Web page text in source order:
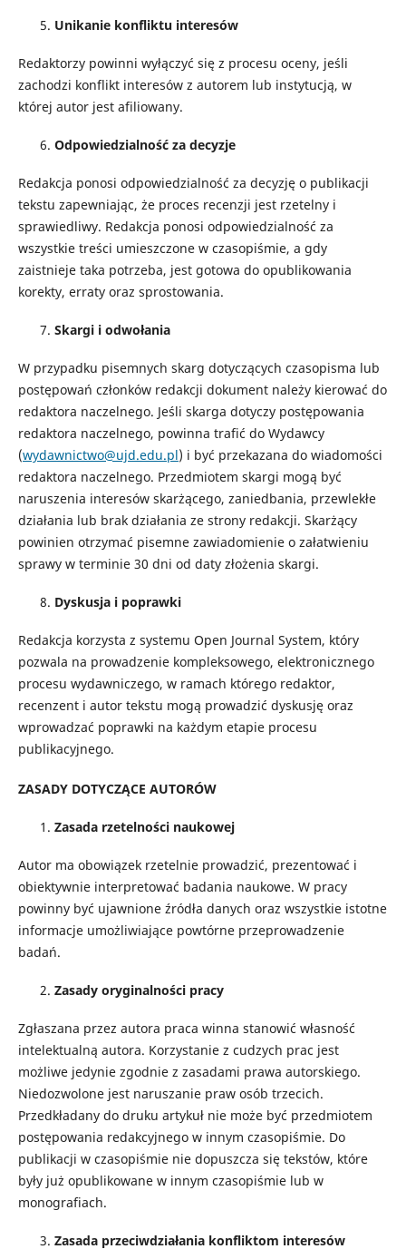
Unikanie konfliktu interesów
Redaktorzy powinni wyłączyć się z procesu oceny, jeśli
zachodzi konflikt interesów z autorem lub instytucją, w
której autor jest afiliowany.
Odpowiedzialność za decyzje
Redakcja ponosi odpowiedzialność za decyzję o publikacji
tekstu zapewniając, że proces recenzji jest rzetelny i
sprawiedliwy. Redakcja ponosi odpowiedzialność za
wszystkie treści umieszczone w czasopiśmie, a gdy
zaistnieje taka potrzeba, jest gotowa do opublikowania
korekty, erraty oraz sprostowania.
Skargi i odwołania
W przypadku pisemnych skarg dotyczących czasopisma lub
postępowań członków redakcji dokument należy kierować do
redaktora naczelnego. Jeśli skarga dotyczy postępowania
redaktora naczelnego, powinna trafić do Wydawcy
(wydawnictwo@ujd.edu.pl) i być przekazana do wiadomości
redaktora naczelnego. Przedmiotem skargi mogą być
naruszenia interesów skarżącego, zaniedbania, przewlekłe
działania lub brak działania ze strony redakcji. Skarżący
powinien otrzymać pisemne zawiadomienie o załatwieniu
sprawy w terminie 30 dni od daty złożenia skargi.
Dyskusja i poprawki
Redakcja korzysta z systemu Open Journal System, który
pozwala na prowadzenie kompleksowego, elektronicznego
procesu wydawniczego, w ramach którego redaktor,
recenzent i autor tekstu mogą prowadzić dyskusję oraz
wprowadzać poprawki na każdym etapie procesu
publikacyjnego.
ZASADY DOTYCZĄCE AUTORÓW
Zasada rzetelności naukowej
Autor ma obowiązek rzetelnie prowadzić, prezentować i
obiektywnie interpretować badania naukowe. W pracy
powinny być ujawnione źródła danych oraz wszystkie istotne
informacje umożliwiające powtórne przeprowadzenie
badań.
Zasady oryginalności pracy
Zgłaszana przez autora praca winna stanowić własność
intelektualną autora. Korzystanie z cudzych prac jest
możliwe jedynie zgodnie z zasadami prawa autorskiego.
Niedozwolone jest naruszanie praw osób trzecich.
Przedkładany do druku artykuł nie może być przedmiotem
postępowania redakcyjnego w innym czasopiśmie. Do
publikacji w czasopiśmie nie dopuszcza się tekstów, które
były już opublikowane w innym czasopiśmie lub w
monografiach.
Zasada przeciwdziałania konfliktom interesów